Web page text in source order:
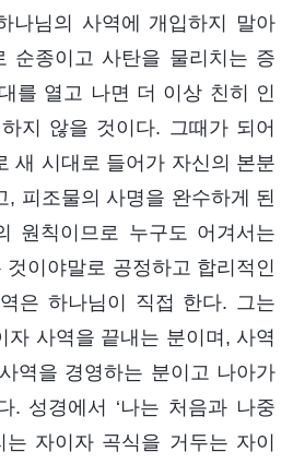
나님의 사역에 개입하지 말아
순종이고 사탄을 물리치는 증
를 열고 나면 더 이상 친히 인
지 않을 것이다. 그때가 되어
새 시대로 들어가 자신의 본분
, 피조물의 사명을 완수하게 된
원칙이므로 누구도 어겨서는
이야말로 공정하고 합리적인
은 하나님이 직접 한다. 그는
자 사역을 끝내는 분이며, 사역
역을 경영하는 분이고 나아가
. 성경에서 ‘나는 처음과 나중
자이자 곡식을 거두는 자이